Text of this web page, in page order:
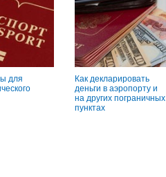
для
Как декларировать
деньги в аэропорту и
на других пограничных
пунктах